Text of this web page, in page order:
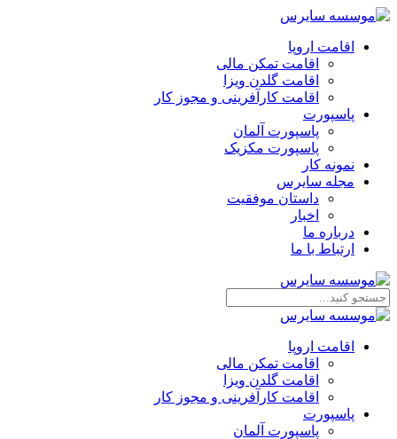
اقامت اروپا
اقامت تمکن مالی
اقامت گلدن ویزا
اقامت کارآفرینی و مجوز کار
پاسپورت
پاسپورت آلمان
پاسپورت مکزیک
نمونه کار
مجله سایرس
داستان موفقیت
اخبار
درباره ما
ارتباط‌ با‌ ما
اقامت اروپا
اقامت تمکن مالی
اقامت گلدن ویزا
اقامت کارآفرینی و مجوز کار
پاسپورت
پاسپورت آلمان